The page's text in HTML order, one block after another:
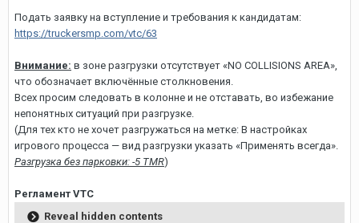
Подать заявку на вступление и требования к кандидатам:
https://truckersmp.com/vtc/63
Внимание: в зоне разгрузки отсутствует «NO COLLISIONS AREA»,
что обозначает включённые столкновения.
Всех просим следовать в колонне и не отставать, во избежание
непонятных ситуаций при разгрузке.
(Для тех кто не хочет разгружаться на метке: В настройках
игрового процесса — вид разгрузки указать «Применять всегда».
Разгрузка без парковки: -5 TMR)
Регламент VTC
Reveal hidden contents